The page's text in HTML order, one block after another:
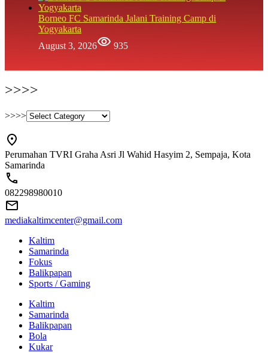
Borneo FC Samarinda Jalani Training Camp di
Yogyakarta
August 3, 2026
935
>>>>
>>>>
Perumahan TVRI Graha Asri Jl Wahid Hasyim 2, Sempaja, Kota
Samarinda
082298980010
mediakaltimcenter@gmail.com
Kaltim
Samarinda
Fokus
Balikpapan
Sports / Gaming
Kaltim
Samarinda
Balikpapan
Bola
Kukar